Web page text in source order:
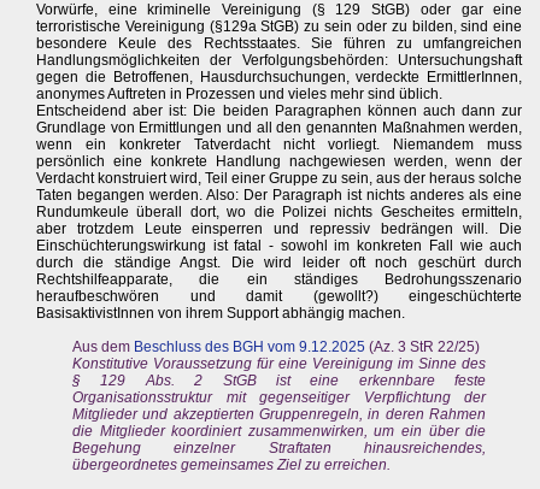
Vorwürfe, eine kriminelle Vereinigung (§ 129 StGB) oder gar eine
terroristische Vereinigung (§129a StGB) zu sein oder zu bilden, sind eine
besondere Keule des Rechtsstaates. Sie führen zu umfangreichen
Handlungsmöglichkeiten der Verfolgungsbehörden: Untersuchungshaft
gegen die Betroffenen, Hausdurchsuchungen, verdeckte ErmittlerInnen,
anonymes Auftreten in Prozessen und vieles mehr sind üblich.
Entscheidend aber ist: Die beiden Paragraphen können auch dann zur
Grundlage von Ermittlungen und all den genannten Maßnahmen werden,
wenn ein konkreter Tatverdacht nicht vorliegt. Niemandem muss
persönlich eine konkrete Handlung nachgewiesen werden, wenn der
Verdacht konstruiert wird, Teil einer Gruppe zu sein, aus der heraus solche
Taten begangen werden. Also: Der Paragraph ist nichts anderes als eine
Rundumkeule überall dort, wo die Polizei nichts Gescheites ermitteln,
aber trotzdem Leute einsperren und repressiv bedrängen will. Die
Einschüchterungswirkung ist fatal - sowohl im konkreten Fall wie auch
durch die ständige Angst. Die wird leider oft noch geschürt durch
Rechtshilfeapparate, die ein ständiges Bedrohungsszenario
heraufbeschwören und damit (gewollt?) eingeschüchterte
BasisaktivistInnen von ihrem Support abhängig machen.
Aus dem Beschluss des BGH vom 9.12.2025 (Az. 3 StR 22/25)
Konstitutive Voraussetzung für eine Vereinigung im Sinne des
§ 129 Abs. 2 StGB ist eine erkennbare feste
Organisationsstruktur mit gegenseitiger Verpflichtung der
Mitglieder und akzeptierten Gruppenregeln, in deren Rahmen
die Mitglieder koordiniert zusammenwirken, um ein über die
Begehung einzelner Straftaten hinausreichendes,
übergeordnetes gemeinsames Ziel zu erreichen.